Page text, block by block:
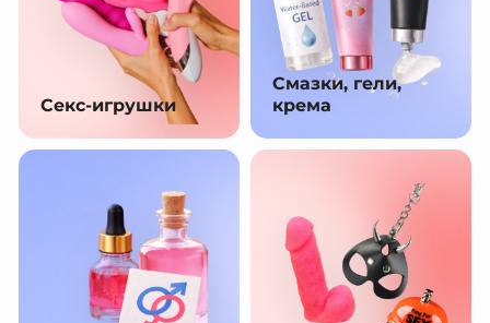
Секс-игрушки
Смазки, гели,
крема